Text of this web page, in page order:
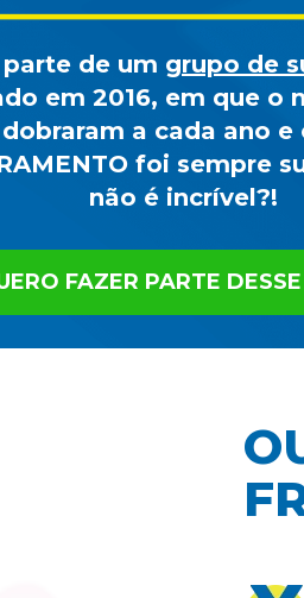
de um grupo de
em 2016, em que o
a cada ano
foi sempre
não é incrível?!
FAZER PARTE